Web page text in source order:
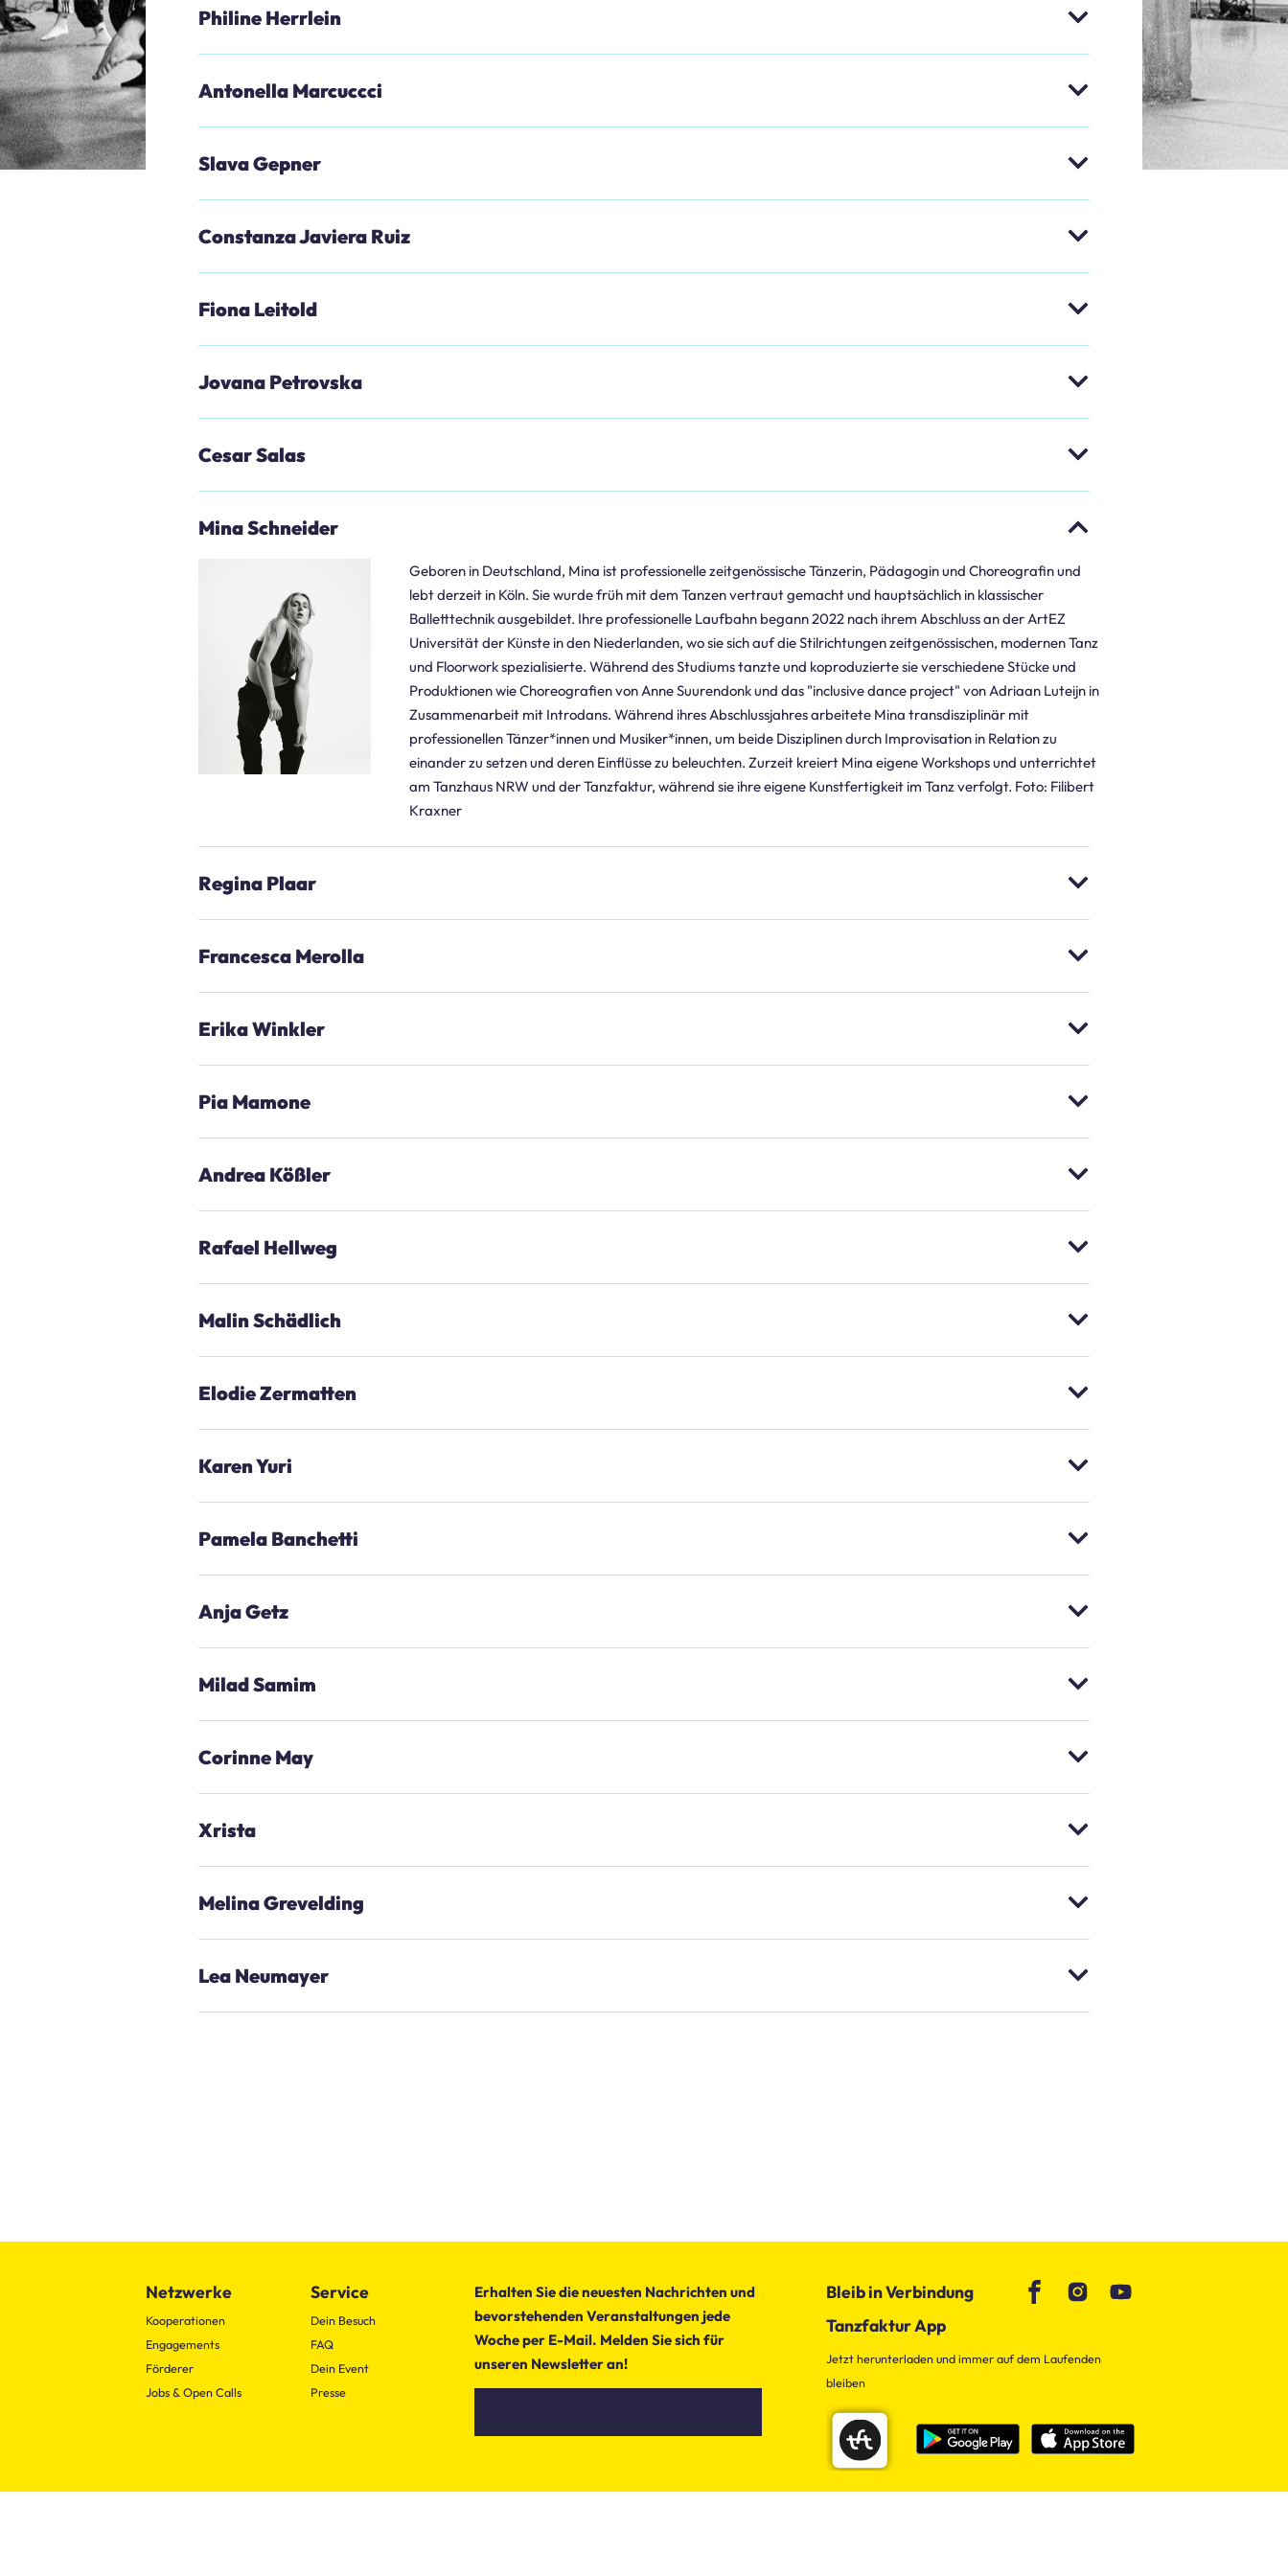
Philine Herrlein
Antonella Marcuccci
Slava Gepner
Constanza Javiera Ruiz
Fiona Leitold
Jovana Petrovska
Cesar Salas
Mina Schneider
Geboren in Deutschland, Mina ist professionelle zeitgenössische Tänzerin, Pädagogin und Choreografin und
lebt derzeit in Köln. Sie wurde früh mit dem Tanzen vertraut gemacht und hauptsächlich in klassischer
Balletttechnik ausgebildet. Ihre professionelle Laufbahn begann 2022 nach ihrem Abschluss an der ArtEZ
Universität der Künste in den Niederlanden, wo sie sich auf die Stilrichtungen zeitgenössischen, modernen Tanz
und Floorwork spezialisierte. Während des Studiums tanzte und koproduzierte sie verschiedene Stücke und
Produktionen wie Choreografien von Anne Suurendonk und das "inclusive dance project" von Adriaan Luteijn in
Zusammenarbeit mit Introdans. Während ihres Abschlussjahres arbeitete Mina transdisziplinär mit
professionellen Tänzer*innen und Musiker*innen, um beide Disziplinen durch Improvisation in Relation zu
einander zu setzen und deren Einflüsse zu beleuchten. Zurzeit kreiert Mina eigene Workshops und unterrichtet
am Tanzhaus NRW und der Tanzfaktur, während sie ihre eigene Kunstfertigkeit im Tanz verfolgt. Foto: Filibert
Kraxner
Regina Plaar
Francesca Merolla
Erika Winkler
Pia Mamone
Andrea Kößler
Rafael Hellweg
Malin Schädlich
Elodie Zermatten
Karen Yuri
Pamela Banchetti
Anja Getz
Milad Samim
Corinne May
Xrista
Melina Grevelding
Lea Neumayer
Netzwerke
Kooperationen
Engagements
Förderer
Jobs & Open Calls
Service
Dein Besuch
FAQ
Dein Event
Presse
Erhalten Sie die neuesten Nachrichten und
bevorstehenden Veranstaltungen jede
Woche per E-Mail. Melden Sie sich für
unseren Newsletter an!
Bleib in Verbindung
Tanzfaktur App
Jetzt herunterladen und immer auf dem Laufenden
bleiben